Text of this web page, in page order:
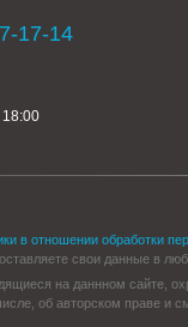
17-14
18:00
в отношении обработки
свои данные в
на даннном сайте,
об авторском праве и